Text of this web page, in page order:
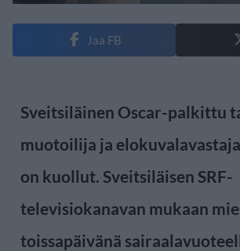
Jaa FB
Sveitsiläinen Oscar-palkittu
muotoilija ja
on kuollut. Sveitsiläisen SRF-
televisiokanavan mukaan
toissapäivänä